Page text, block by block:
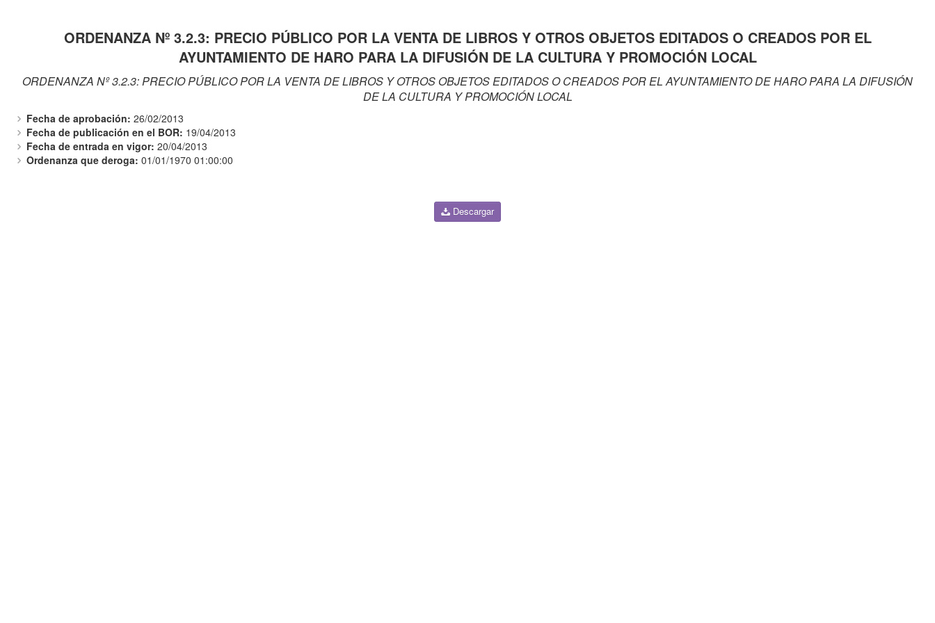
ORDENANZA Nº 3.2.3: PRECIO PÚBLICO POR LA VENTA DE LIBROS Y OTROS OBJETOS EDITADOS O CREADOS POR EL
AYUNTAMIENTO DE HARO PARA LA DIFUSIÓN DE LA CULTURA Y PROMOCIÓN LOCAL
ORDENANZA Nº 3.2.3: PRECIO PÚBLICO POR LA VENTA DE LIBROS Y OTROS OBJETOS EDITADOS O CREADOS POR EL AYUNTAMIENTO DE HARO PARA LA DIFUSIÓN
DE LA CULTURA Y PROMOCIÓN LOCAL
Fecha de aprobación: 26/02/2013
Fecha de publicación en el BOR: 19/04/2013
Fecha de entrada en vigor: 20/04/2013
Ordenanza que deroga: 01/01/1970 01:00:00
Descargar